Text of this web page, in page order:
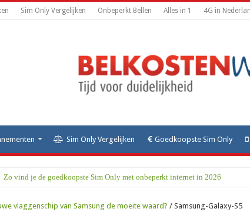
Sim Only Vergelijken Onbeperkt Bellen Alles in 1 4G in
Sim Only Vergelijken Goedkoopste Sim Only
Zo vind je de goedkoopste Sim Only met onbeperkt internet in 2026
vlaggenschip van Samsung de moeite waard? / Samsung-Galaxy-S5